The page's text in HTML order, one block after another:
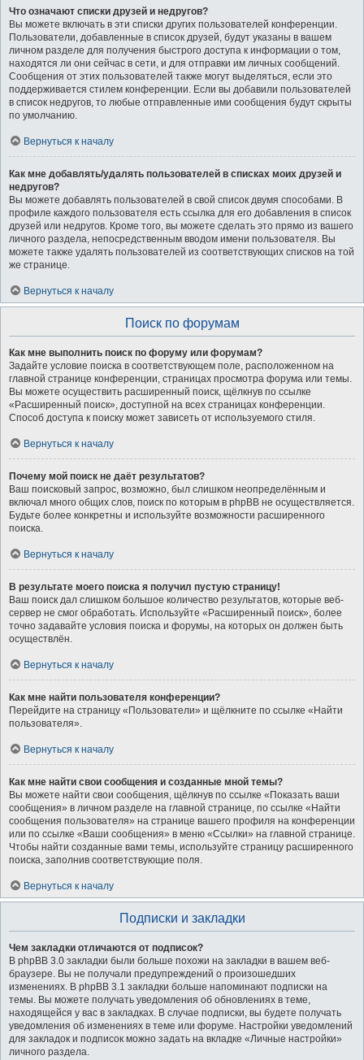
Что означают списки друзей и недругов?
Вы можете включать в эти списки других пользователей конференции.
Пользователи, добавленные в список друзей, будут указаны в вашем
личном разделе для получения быстрого доступа к информации о том,
находятся ли они сейчас в сети, и для отправки им личных сообщений.
Сообщения от этих пользователей также могут выделяться, если это
поддерживается стилем конференции. Если вы добавили пользователей
в список недругов, то любые отправленные ими сообщения будут скрыты
по умолчанию.
Вернуться к началу
Как мне добавлять/удалять пользователей в списках моих друзей и
недругов?
Вы можете добавлять пользователей в свой список двумя способами. В
профиле каждого пользователя есть ссылка для его добавления в список
друзей или недругов. Кроме того, вы можете сделать это прямо из вашего
личного раздела, непосредственным вводом имени пользователя. Вы
можете также удалять пользователей из соответствующих списков на той
же странице.
Вернуться к началу
Поиск по форумам
Как мне выполнить поиск по форуму или форумам?
Задайте условие поиска в соответствующем поле, расположенном на
главной странице конференции, страницах просмотра форума или темы.
Вы можете осуществить расширенный поиск, щёлкнув по ссылке
«Расширенный поиск», доступной на всех страницах конференции.
Способ доступа к поиску может зависеть от используемого стиля.
Вернуться к началу
Почему мой поиск не даёт результатов?
Ваш поисковый запрос, возможно, был слишком неопределённым и
включал много общих слов, поиск по которым в phpBB не осуществляется.
Будьте более конкретны и используйте возможности расширенного
поиска.
Вернуться к началу
В результате моего поиска я получил пустую страницу!
Ваш поиск дал слишком большое количество результатов, которые веб-
сервер не смог обработать. Используйте «Расширенный поиск», более
точно задавайте условия поиска и форумы, на которых он должен быть
осуществлён.
Вернуться к началу
Как мне найти пользователя конференции?
Перейдите на страницу «Пользователи» и щёлкните по ссылке «Найти
пользователя».
Вернуться к началу
Как мне найти свои сообщения и созданные мной темы?
Вы можете найти свои сообщения, щёлкнув по ссылке «Показать ваши
сообщения» в личном разделе на главной странице, по ссылке «Найти
сообщения пользователя» на странице вашего профиля на конференции
или по ссылке «Ваши сообщения» в меню «Ссылки» на главной странице.
Чтобы найти созданные вами темы, используйте страницу расширенного
поиска, заполнив соответствующие поля.
Вернуться к началу
Подписки и закладки
Чем закладки отличаются от подписок?
В phpBB 3.0 закладки были больше похожи на закладки в вашем веб-
браузере. Вы не получали предупреждений о произошедших
изменениях. В phpBB 3.1 закладки больше напоминают подписки на
темы. Вы можете получать уведомления об обновлениях в теме,
находящейся у вас в закладках. В случае подписки, вы будете получать
уведомления об изменениях в теме или форуме. Настройки уведомлений
для закладок и подписок можно задать на вкладке «Личные настройки»
личного раздела.